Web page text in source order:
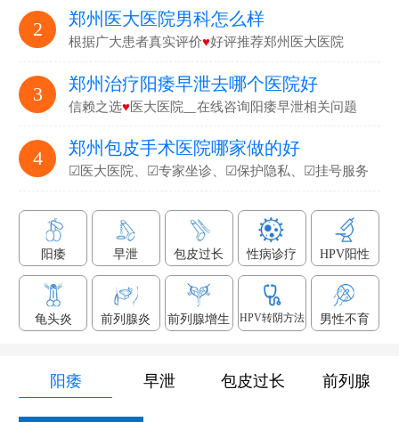
2 郑州医大医院男科怎么样
根据广大患者真实评价♥好评推荐郑州医大医院
3 郑州治疗阳痿早泄去哪个医院好
信赖之选♥医大医院▁在线咨询阳痿早泄相关问题
4 郑州包皮手术医院哪家做的好
☑医大医院、☑专家坐诊、☑保护隐私、☑挂号服务
阳痿 早泄 包皮过长 性病诊疗 HPV阳性
龟头炎 前列腺炎 前列腺增生 HPV转阴方法 男性不育
阳痿 早泄 包皮过长 前列腺